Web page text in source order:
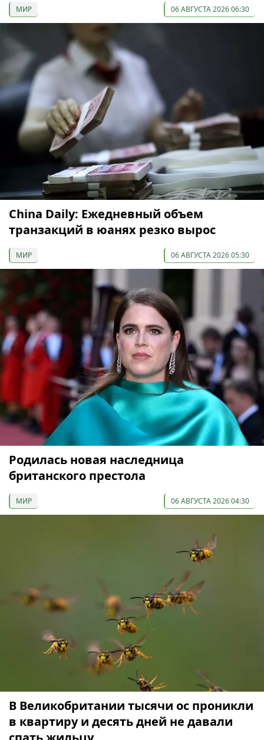
МИР 06 АВГУСТА 2026 06:30
China Daily: Ежедневный объем
транзакций в юанях резко вырос
МИР 06 АВГУСТА 2026 05:30
Родилась новая наследница
британского престола
МИР 06 АВГУСТА 2026 04:30
В Великобритании тысячи ос проникли
в квартиру и десять дней не давали